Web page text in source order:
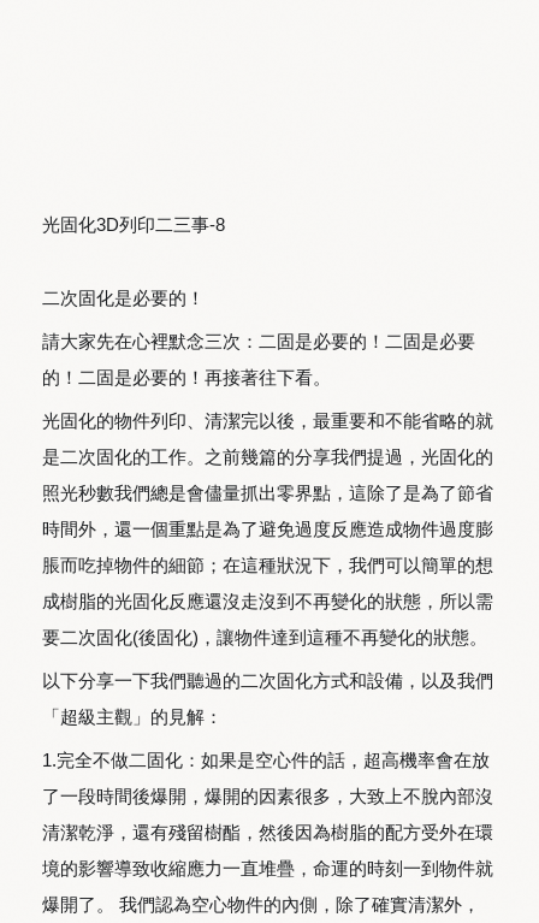
光固化3D列印二三事-8
二次固化是必要的！
請大家先在心裡默念三次：二固是必要的！二固是必要
的！二固是必要的！再接著往下看。
光固化的物件列印、清潔完以後，最重要和不能省略的就
是二次固化的工作。之前幾篇的分享我們提過，光固化的
照光秒數我們總是會儘量抓出零界點，這除了是為了節省
時間外，還一個重點是為了避免過度反應造成物件過度膨
脹而吃掉物件的細節；在這種狀況下，我們可以簡單的想
成樹脂的光固化反應還沒走沒到不再變化的狀態，所以需
要二次固化(後固化)，讓物件達到這種不再變化的狀態。
以下分享一下我們聽過的二次固化方式和設備，以及我們
「超級主觀」的見解：
1.完全不做二固化：如果是空心件的話，超高機率會在放
了一段時間後爆開，爆開的因素很多，大致上不脫內部沒
清潔乾淨，還有殘留樹酯，然後因為樹脂的配方受外在環
境的影響導致收縮應力一直堆疊，命運的時刻一到物件就
爆開了。 我們認為空心物件的內側，除了確實清潔外，